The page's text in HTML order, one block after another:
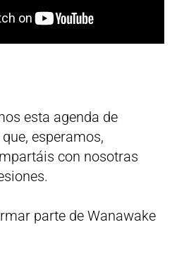
esta agenda de
esperamos,
con nosotras
parte de Wanawake